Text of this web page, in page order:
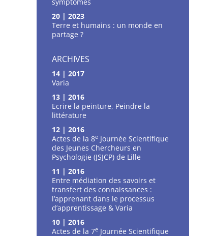
20 | 2023
Terre et humains : un monde en
partage ?
ARCHIVES
14 | 2017
Varia
13 | 2016
Ecrire la peinture, Peindre la
littérature
12 | 2016
Actes de la 8e Journée Scientifique
des Jeunes Chercheurs en
Psychologie (JSJCP) de Lille
11 | 2016
Entre médiation des savoirs et
transfert des connaissances :
l’apprenant dans le processus
d’apprentissage & Varia
10 | 2016
Actes de la 7e Journée Scientifique